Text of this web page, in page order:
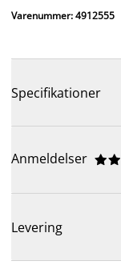
Varenummer: 4912555
Specifikationer
Anmeldelser 


Levering